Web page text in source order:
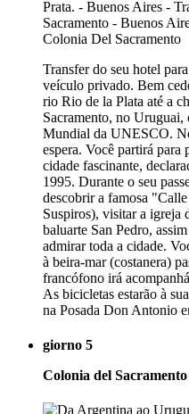
Transfer do seu hotel
veículo privado. Bem
rio Rio de la Plata até a
Sacramento, no
Mundial da UNESCO.
espera. Você partirá para
cidade fascinante,
1995. Durante o seu
descobrir a famosa
Suspiros), visitar a igreja
baluarte San Pedro,
admirar toda a cidade.
à beira-mar (costanera)
francófono irá
As bicicletas estarão à
na Posada Don Antonio
giorno 5
Colonia del